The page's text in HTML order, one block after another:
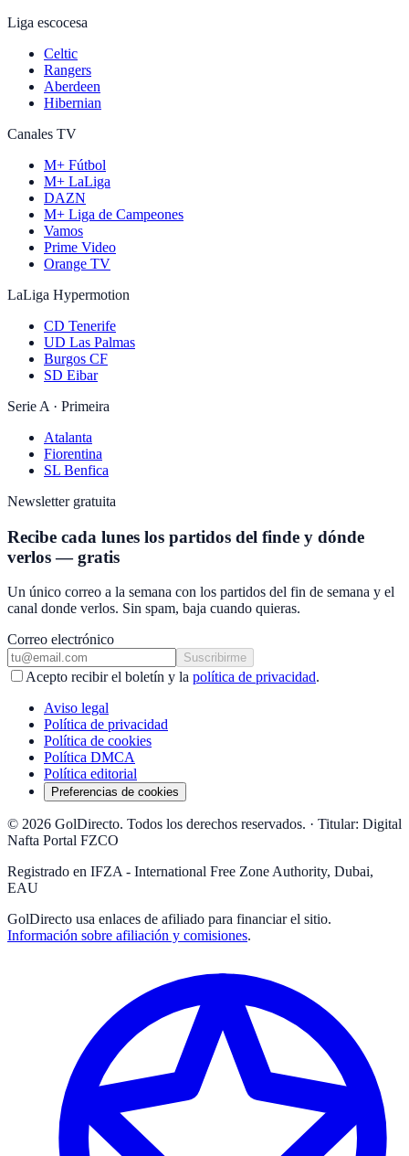
Liga escocesa
Celtic
Rangers
Aberdeen
Hibernian
Canales TV
M+ Fútbol
M+ LaLiga
DAZN
M+ Liga de Campeones
Vamos
Prime Video
Orange TV
LaLiga Hypermotion
CD Tenerife
UD Las Palmas
Burgos CF
SD Eibar
Serie A · Primeira
Atalanta
Fiorentina
SL Benfica
Newsletter gratuita
Recibe cada lunes los partidos del finde y dónde
verlos — gratis
Un único correo a la semana con los partidos del fin de semana y el
canal donde verlos. Sin spam, baja cuando quieras.
Correo electrónico
Suscribirme
Acepto recibir el boletín y la política de privacidad.
Aviso legal
Política de privacidad
Política de cookies
Política DMCA
Política editorial
Preferencias de cookies
© 2026 GolDirecto. Todos los derechos reservados. · Titular: Digital
Nafta Portal FZCO
Registrado en IFZA - International Free Zone Authority, Dubai,
EAU
GolDirecto usa enlaces de afiliado para financiar el sitio.
Información sobre afiliación y comisiones.